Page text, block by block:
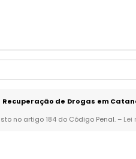
Recuperação de Drogas em
no artigo 184 do Código Penal. – Lei